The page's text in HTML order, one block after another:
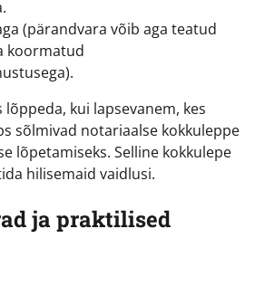
(pärandvara võib aga teatud
koormatud
kui lapsevanem, kes
sõlmivad notariaalse kokkuleppe
lõpetamiseks. Selline kokkulepe
hilisemaid vaidlusi.
ja praktilised